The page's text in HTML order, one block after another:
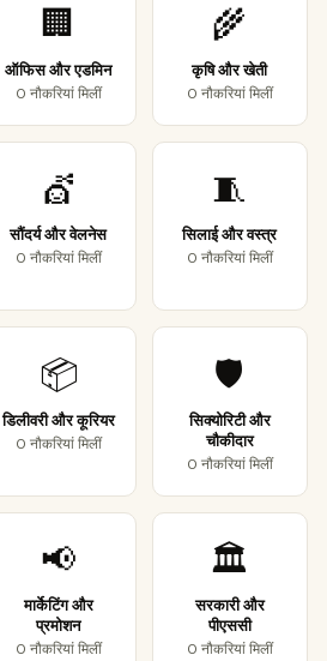
🏢
ऑफिस और एडमिन
0 नौकरियां मिलीं
🌾
कृषि और खेती
0 नौकरियां मिलीं
💇
सौंदर्य और वेलनेस
0 नौकरियां मिलीं
🧵
सिलाई और वस्त्र
0 नौकरियां मिलीं
📦
डिलीवरी और कूरियर
0 नौकरियां मिलीं
🛡️
सिक्योरिटी और
चौकीदार
0 नौकरियां मिलीं
📢
मार्केटिंग और
प्रमोशन
0 नौकरियां मिलीं
🏛️
सरकारी और
पीएससी
0 नौकरियां मिलीं